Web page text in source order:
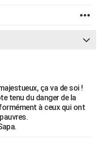
ça va de soi !
tenu du danger de la
à ceux qui ont